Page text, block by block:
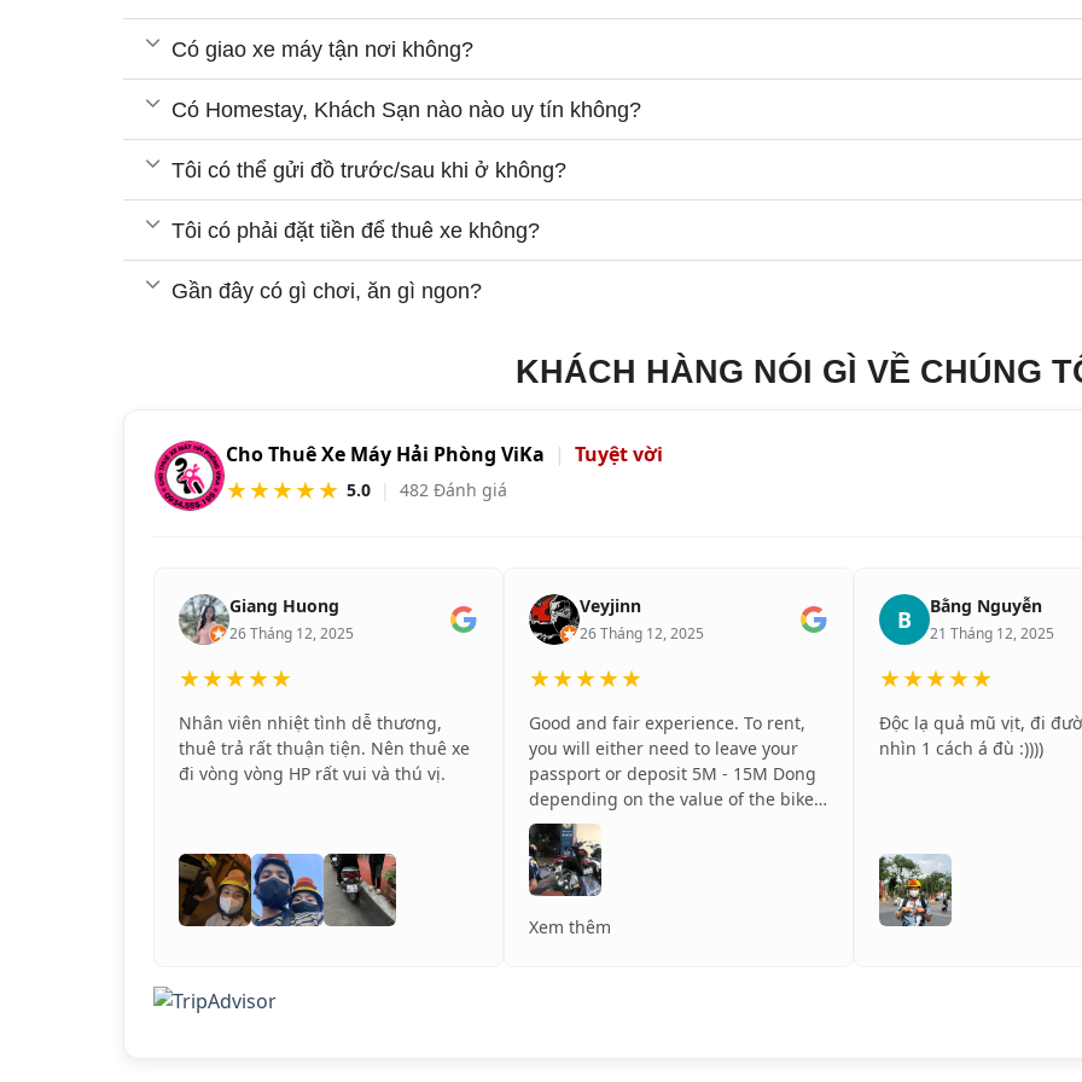
Có giao xe máy tận nơi không?
Có Homestay, Khách Sạn nào nào uy tín không?
Tôi có thể gửi đồ trước/sau khi ở không?
Tôi có phải đặt tiền để thuê xe không?
Gần đây có gì chơi, ăn gì ngon?
KHÁCH HÀNG NÓI GÌ VỀ CHÚNG
Cho Thuê Xe Máy Hải Phòng ViKa | Tuyệt vời
★★★★★ 5.0 | 482 Đánh giá
Giang Huong
26 Tháng 12, 2025
★★★★★
Nhân viên nhiệt tình dễ thương,
thuê trả rất thuận tiện. Nên thuê xe
đi vòng vòng HP rất vui và thú vị.
Veyjinn
26 Tháng 12, 2025
★★★★★
Good and fair experience. To rent,
you will either need to leave your
passport or deposit 5M - 15M Dong
depending on the value of the bike.
The staff is very nice and
communicative. Definetly
recommend! Greetings from Poland!
🇵🇱❤️🇻🇳
Xem thêm
B Bằng Nguyễn
21 Tháng 12, 2025
★★★★★
Độc lạ quả mũ vịt, đi
nhìn 1 cách á đù :))))